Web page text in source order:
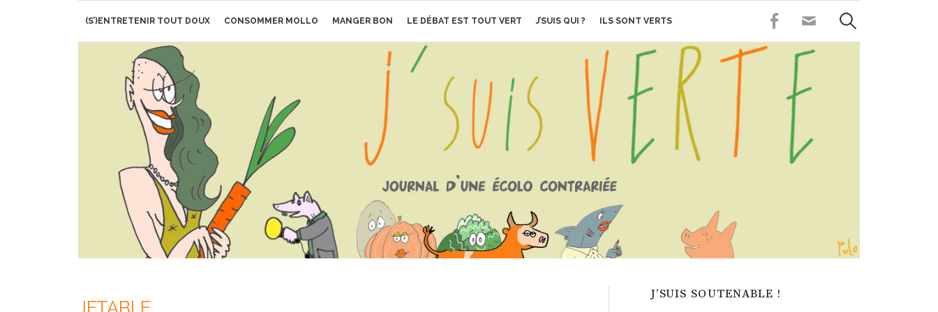
(S’)ENTRETENIR TOUT DOUX CONSOMMER MOLLO MANGER BON LE DÉBAT EST TOUT VERT J’SUIS QUI ? ILS SONT VERTS FACEBOOKCONTACT
Rechercher :
J’SUIS SOUTENABLE !